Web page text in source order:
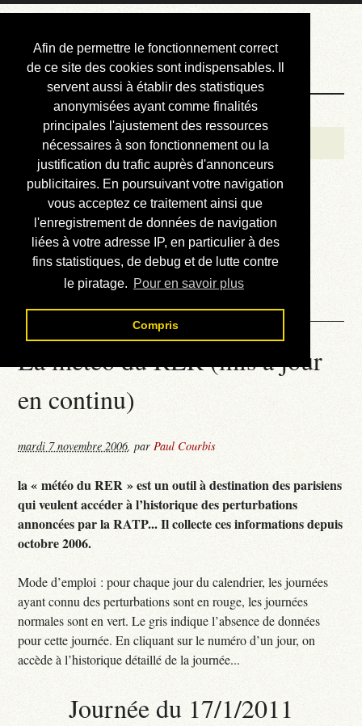
Afin de permettre le fonctionnement correct
de ce site des cookies sont indispensables. Il
servent aussi à établir des statistiques
anonymisées ayant comme finalités
principales l'ajustement des ressources
nécessaires à son fonctionnement ou la
justification du trafic auprès d'annonceurs
publicitaires. En poursuivant votre navigation
vous acceptez ce traitement ainsi que
l'enregistrement de données de navigation
liées à votre adresse IP, en particulier à des
fins statistiques, de debug et de lutte contre
le piratage. Pour en savoir plus
Compris
Courbis, « LE »
Blog Officiel
Bienvenue
Réalisations
Divers (et d’été)
Annonces
Liens externes
Téléchargement
Contact
La météo du RER (mis à jour
en continu)
mardi 7 novembre 2006,parPaul Courbis
la « météo du RER » est un outil à destination des parisiens
qui veulent accéder à l’historique des perturbations
annoncées par la RATP... Il collecte ces informations depuis
octobre 2006.
Mode d’emploi : pour chaque jour du calendrier, les journées
ayant connu des perturbations sont en rouge, les journées
normales sont en vert. Le gris indique l’absence de données
pour cette journée. En cliquant sur le numéro d’un jour, on
accède à l’historique détaillé de la journée...
Journée du 17/1/2011